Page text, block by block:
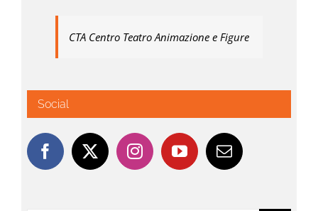
CTA Centro Teatro Animazione e Figure
Social